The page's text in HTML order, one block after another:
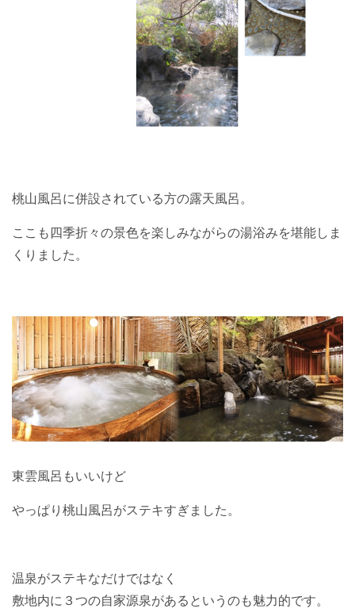
桃山風呂に併設されている方の露天風呂。
ここも四季折々の景色を楽しみながらの湯浴みを堪能しま
くりました。
東雲風呂もいいけど
やっぱり桃山風呂がステキすぎました。
温泉がステキなだけではなく
敷地内に３つの自家源泉があるというのも魅力的です。